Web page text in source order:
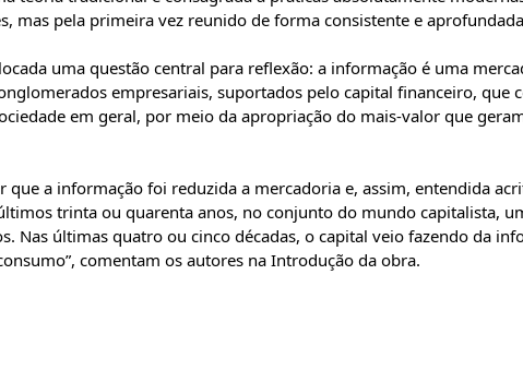
mas pela primeira vez reunido de forma consistente e
uma questão central para reflexão: a informação é uma
empresariais, suportados pelo capital financeiro, que
em geral, por meio da apropriação do mais-valor que
que a informação foi reduzida a mercadoria e, assim, entendida
trinta ou quarenta anos, no conjunto do mundo capitalista,
Nas últimas quatro ou cinco décadas, o capital veio fazendo da
comentam os autores na Introdução da obra.